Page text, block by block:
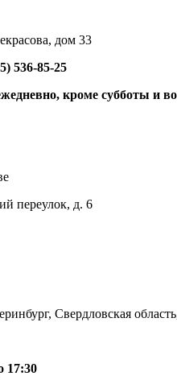
дом 33
536-85-25
кроме субботы и
переулок, д. 6
Свердловская
17:30